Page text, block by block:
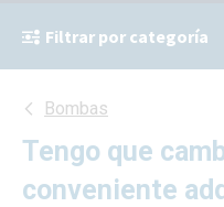
Filtrar por categoría
Bombas
Tengo que
conveniente